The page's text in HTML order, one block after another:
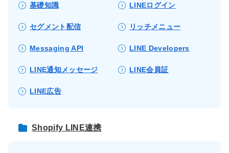
基礎知識 LINEログイン
セグメント配信 リッチメニュー
Messaging API LINE Developers
LINE通知メッセージ LINE会員証
LINE広告
Shopify LINE連携